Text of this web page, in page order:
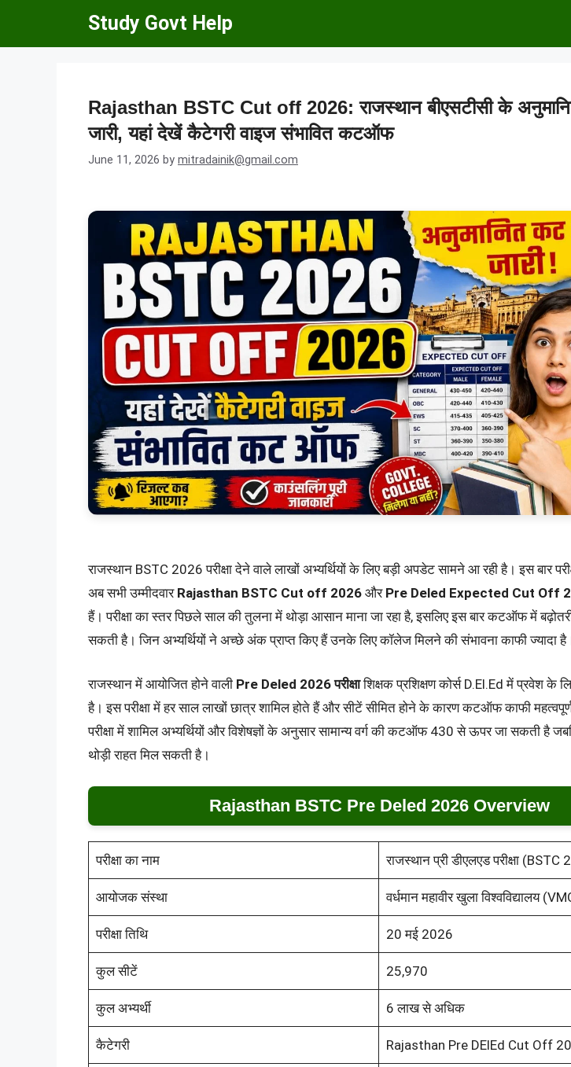
Study Govt Help
Rajasthan BSTC Cut off 2026: राजस्थान बीएसटीसी के
जारी, यहां देखें कैटेगरी वाइज संभावित कटऑफ
June 11, 2026 by mitradainik@gmail.com
राजस्थान BSTC 2026 परीक्षा देने वाले लाखों अभ्यर्थियों के लिए बड़ी अपडेट सामने आ रही है। इस बार
अब सभी उम्मीदवार Rajasthan BSTC Cut off 2026 और Pre Deled Expected Cut Off
हैं। परीक्षा का स्तर पिछले साल की तुलना में थोड़ा आसान माना जा रहा है, इसलिए इस बार कटऑफ में
सकती है। जिन अभ्यर्थियों ने अच्छे अंक प्राप्त किए हैं उनके लिए कॉलेज मिलने की संभावना काफी ज्यादा
राजस्थान में आयोजित होने वाली Pre Deled 2026 परीक्षाशिक्षक प्रशिक्षण कोर्स D.El.Ed में प्रवेश के
है। इस परीक्षा में हर साल लाखों छात्र शामिल होते हैं और सीटें सीमित होने के कारण कटऑफ काफी
परीक्षा में शामिल अभ्यर्थियों और विशेषज्ञों के अनुसार सामान्य वर्ग की कटऑफ 430 से ऊपर जा सकती है
थोड़ी राहत मिल सकती है।
Rajasthan BSTC Pre Deled 2026 Overview
परीक्षा का नाम राजस्थान प्री डीएलएड परीक्षा (BSTC
आयोजक संस्था वर्धमान महावीर खुला विश्वविद्यालय
परीक्षा तिथि 20 मई 2026
कुल सीटें 25,970
कुल अभ्यर्थी 6 लाख से अधिक
कैटेगरी Rajasthan Pre DElEd Cut Off